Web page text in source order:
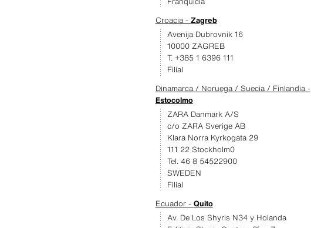
Croacia - Zagreb
Avenija Dubrovnik 16
10000 ZAGREB
T. +385 1 6396 111
Filial
Dinamarca / Noruega / Suecia / Finlandia -
Estocolmo
ZARA Danmark A/S
c/o ZARA Sverige AB
Klara Norra Kyrkogata 29
111 22 Stockholm0
Tel. 46 8 54522900
SWEDEN
Filial
Ecuador - Quito
Av. De Los Shyris N34 y Holanda